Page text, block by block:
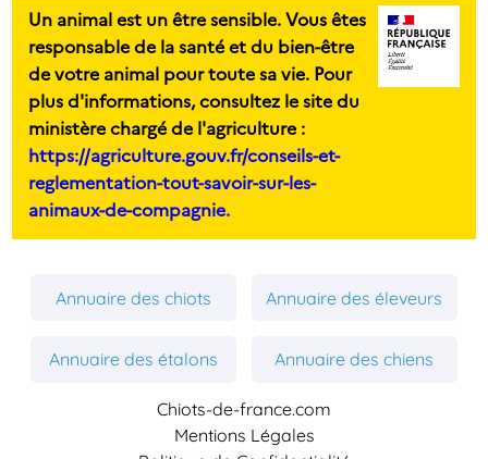
Un animal est un être sensible. Vous êtes
responsable de la santé et du bien-être
de votre animal pour toute sa vie. Pour
plus d'informations, consultez le site du
ministère chargé de l'agriculture :
https://agriculture.gouv.fr/conseils-et-
reglementation-tout-savoir-sur-les-
animaux-de-compagnie.
Annuaire des chiots Annuaire des éleveurs
Annuaire des étalons Annuaire des chiens
Chiots-de-france.com
Mentions Légales